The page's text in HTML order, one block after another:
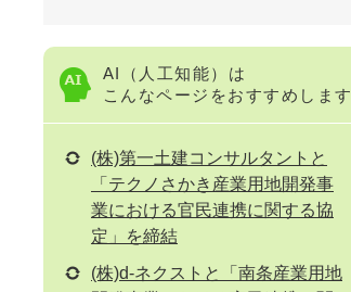
AI（人工知能）は
こんなページをおすすめします
(株)第一土建コンサルタントと
「テクノさかき産業用地開発事
業における官民連携に関する協
定」を締結
(株)d-ネクストと「南条産業用地